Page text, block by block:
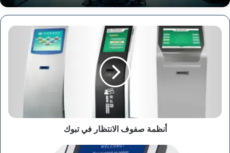
أنظمة
صفوف
الانتظار
أنظمة صفوف الانتظار في تبوك